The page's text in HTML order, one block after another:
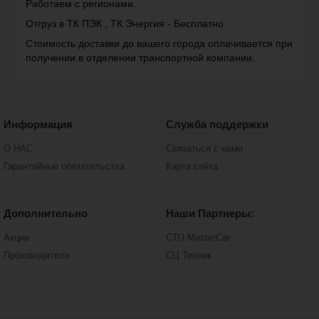
Работаем с регионами.
Отгруз в ТК ПЭК , ТК Энергия - Бесплатно
Стоимость доставки до вашего города оплачивается при
получении в отделении транспортной компании.
Информация
О НАС
Гарантийные обязательства
Служба поддержки
Связаться с нами
Карта сайта
Дополнительно
Акции
Производители
Наши Партнеры:
СТО MasterCar
СЦ Техник